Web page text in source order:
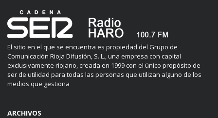
El sitio en el que se encuentra es propiedad del Grupo de
Comunicación Rioja Difusión, S. L., una empresa con capital
exclusivamente riojano, creada en 1999 con el único propósito de
ser de utilidad para todas las personas que utilizan alguno de los
medios que gestiona
ARCHIVOS